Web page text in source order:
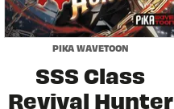
PIKA WAVETOON
SSS Class
Revival Hunter